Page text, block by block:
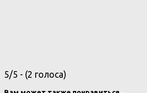
5/5 - (2 голоса)